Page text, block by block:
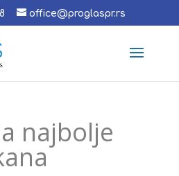
office@proglaspr.rs
najbolje